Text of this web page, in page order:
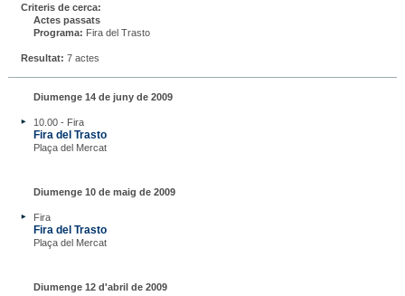
Criteris de cerca:
Actes passats
Programa: Fira del Trasto
Resultat: 7 actes
Diumenge 14 de juny de 2009
10.00 - Fira
Fira del Trasto
Plaça del Mercat
Diumenge 10 de maig de 2009
Fira
Fira del Trasto
Plaça del Mercat
Diumenge 12 d'abril de 2009